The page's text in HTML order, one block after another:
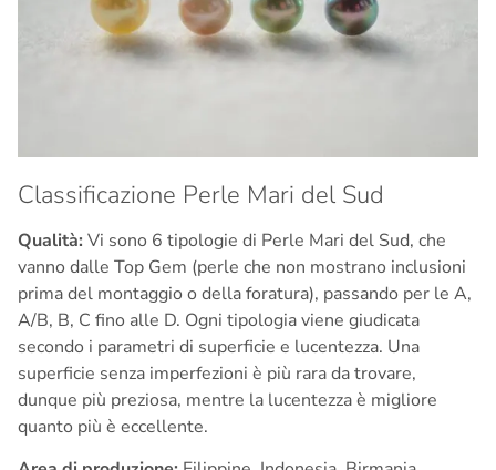
Classificazione Perle Mari del Sud
Qualità: Vi sono 6 tipologie di Perle Mari del Sud, che
vanno dalle Top Gem (perle che non mostrano inclusioni
prima del montaggio o della foratura), passando per le A,
A/B, B, C fino alle D. Ogni tipologia viene giudicata
secondo i parametri di superficie e lucentezza. Una
superficie senza imperfezioni è più rara da trovare,
dunque più preziosa, mentre la lucentezza è migliore
quanto più è eccellente.